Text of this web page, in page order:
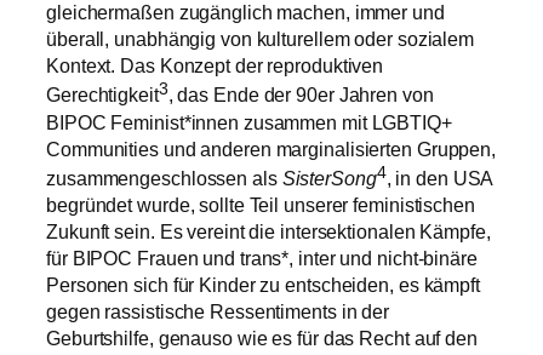
gleichermaßen zugänglich machen, immer und
überall, unabhängig von kulturellem oder sozialem
Kontext. Das Konzept der reproduktiven
Gerechtigkeit3, das Ende der 90er Jahren von
BIPOC Feminist*innen zusammen mit LGBTIQ+
Communities und anderen marginalisierten Gruppen,
zusammengeschlossen als SisterSong4, in den USA
begründet wurde, sollte Teil unserer feministischen
Zukunft sein. Es vereint die intersektionalen Kämpfe,
für BIPOC Frauen und trans*, inter und nicht-binäre
Personen sich für Kinder zu entscheiden, es kämpft
gegen rassistische Ressentiments in der
Geburtshilfe, genauso wie es für das Recht auf den